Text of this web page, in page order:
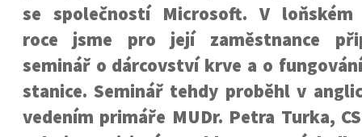
se společností Microsoft. V loňském
roce jsme pro její zaměstnance
seminář o dárcovství krve a o
stanice. Seminář tehdy proběhl v
vedením primáře MUDr. Petra Turka,